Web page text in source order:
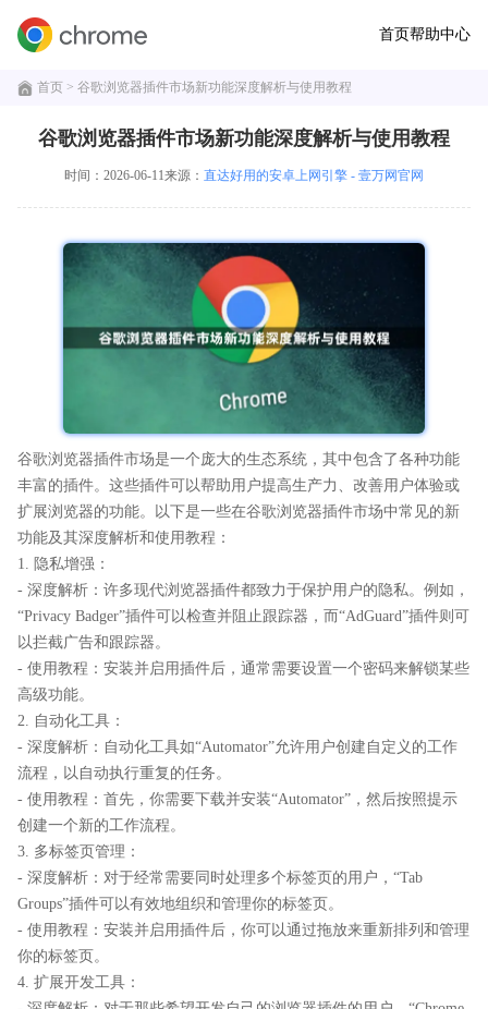
首页帮助中心
首页 > 谷歌浏览器插件市场新功能深度解析与使用教程
谷歌浏览器插件市场新功能深度解析与使用教程
时间：2026-06-11来源： 直达好用的安卓上网引擎 - 壹万网官网
谷歌浏览器插件市场是一个庞大的生态系统，其中包含了各种功能
丰富的插件。这些插件可以帮助用户提高生产力、改善用户体验或
扩展浏览器的功能。以下是一些在谷歌浏览器插件市场中常见的新
功能及其深度解析和使用教程：
1. 隐私增强：
- 深度解析：许多现代浏览器插件都致力于保护用户的隐私。例如，
“Privacy Badger”插件可以检查并阻止跟踪器，而“AdGuard”插件则可
以拦截广告和跟踪器。
- 使用教程：安装并启用插件后，通常需要设置一个密码来解锁某些
高级功能。
2. 自动化工具：
- 深度解析：自动化工具如“Automator”允许用户创建自定义的工作
流程，以自动执行重复的任务。
- 使用教程：首先，你需要下载并安装“Automator”，然后按照提示
创建一个新的工作流程。
3. 多标签页管理：
- 深度解析：对于经常需要同时处理多个标签页的用户，“Tab
Groups”插件可以有效地组织和管理你的标签页。
- 使用教程：安装并启用插件后，你可以通过拖放来重新排列和管理
你的标签页。
4. 扩展开发工具：